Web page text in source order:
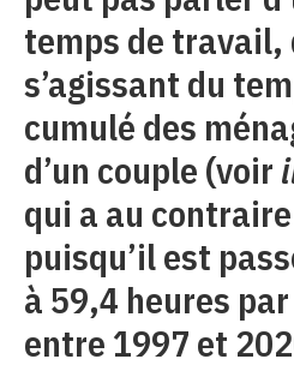
temps de travail,
s’agissant du
cumulé des
d’un couple (voir
qui a au
puisqu’il est
à 59,4 heures
entre 1997 et